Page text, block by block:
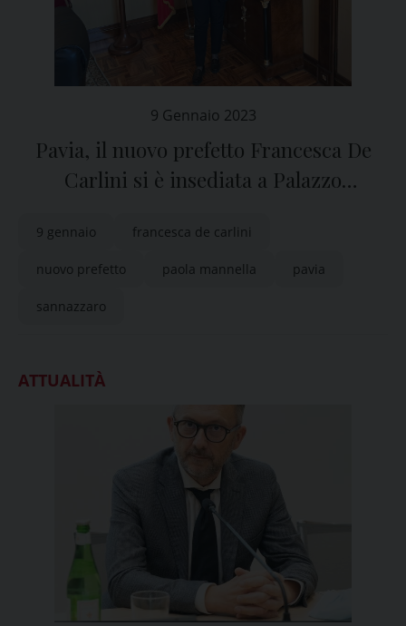
9 Gennaio 2023
Pavia, il nuovo prefetto Francesca De
Carlini si è insediata a Palazzo
9 gennaio francesca de carlini
nuovo prefetto paola mannella pavia
sannazzaro
ATTUALITÀ